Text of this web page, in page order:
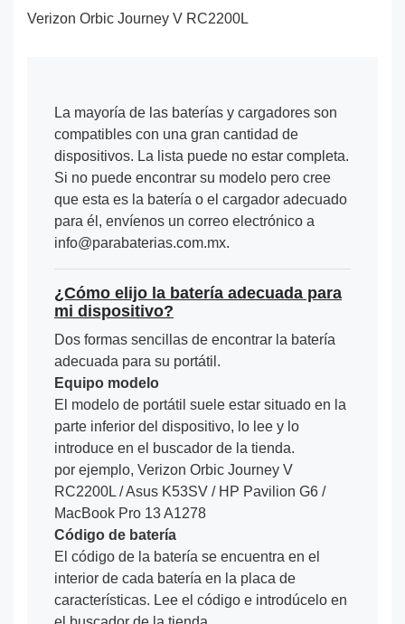
Verizon Orbic Journey V RC2200L
La mayoría de las baterías y cargadores son
compatibles con una gran cantidad de
dispositivos. La lista puede no estar completa.
Si no puede encontrar su modelo pero cree
que esta es la batería o el cargador adecuado
para él, envíenos un correo electrónico a
info@parabaterias.com.mx.
¿Cómo elijo la batería adecuada para
mi dispositivo?
Dos formas sencillas de encontrar la batería
adecuada para su portátil.
Equipo modelo
El modelo de portátil suele estar situado en la
parte inferior del dispositivo, lo lee y lo
introduce en el buscador de la tienda.
por ejemplo, Verizon Orbic Journey V
RC2200L / Asus K53SV / HP Pavilion G6 /
MacBook Pro 13 A1278
Código de batería
El código de la batería se encuentra en el
interior de cada batería en la placa de
características. Lee el código e introdúcelo en